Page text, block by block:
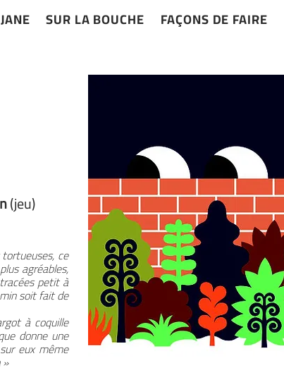
SUR LA BOUCHE FAÇONS DE FAIRE
(jeu)
ce
agréables,
petit à
soit fait de
à coquille
donne une
eux même